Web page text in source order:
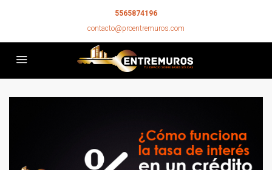
5565874196
contacto@proentremuros.com